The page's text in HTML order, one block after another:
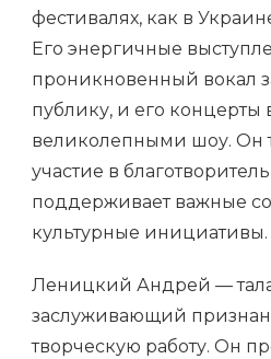
фестивалях, как в
Его энергичные
проникновенный вокал
публику, и его концерты
великолепными шоу. Он
участие в
поддерживает важные
культурные инициативы.
Леницкий Андрей —
заслуживающий
творческую работу. Он